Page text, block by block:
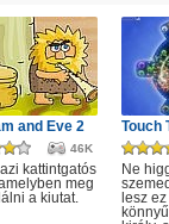
and Eve 2
46K
kattintgatós
meg
a kiutat.
Ne
lesz